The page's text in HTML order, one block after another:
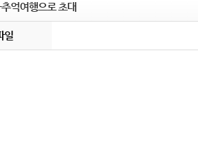
억여행으로 초대
일